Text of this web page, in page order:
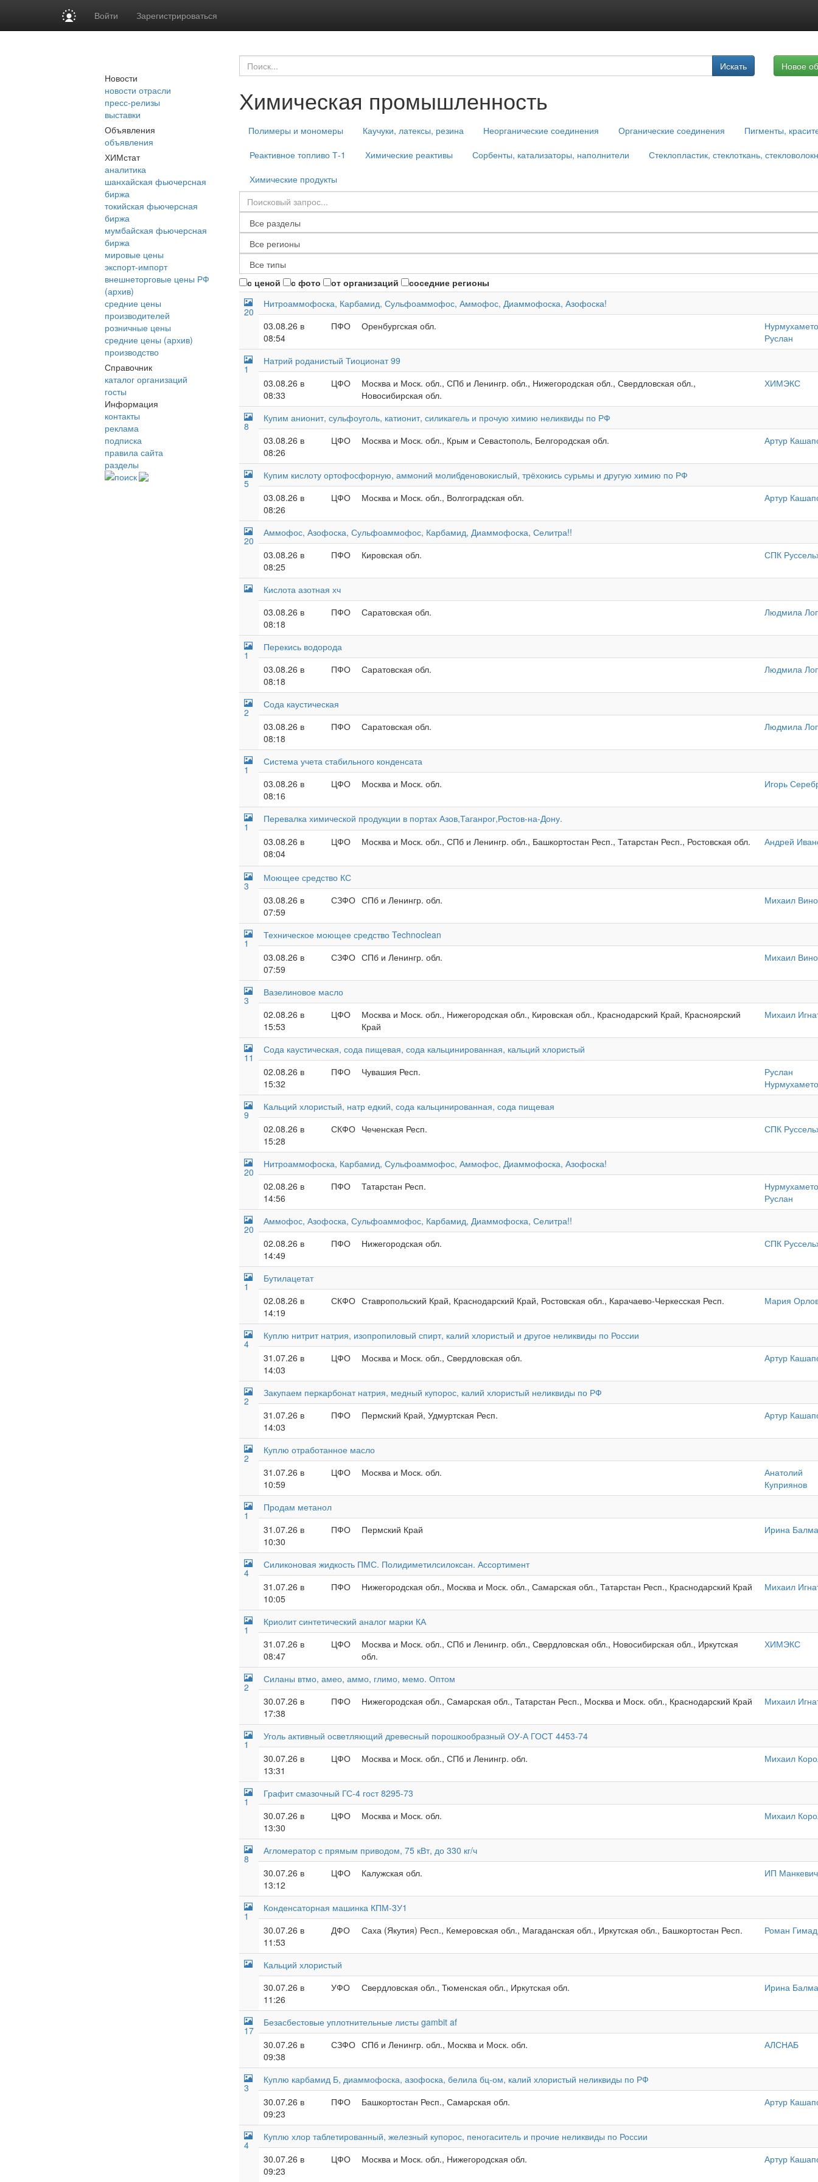
Войти Зарегистрироваться
Новости
новости отрасли
пресс-релизы
выставки
Объявления
объявления
ХИМстат
аналитика
шанхайская фьючерсная
биржа
токийская фьючерсная
биржа
мумбайская фьючерсная
биржа
мировые цены
экспорт-импорт
внешнеторговые цены РФ
(архив)
средние цены
производителей
розничные цены
средние цены (архив)
производство
Справочник
каталог организаций
госты
Информация
контакты
реклама
подписка
правила сайта
разделы
поиск
Искать Новое
Химическая промышленность
Полимеры и мономеры Каучуки, латексы, резина Неорганические соединения Органические соединения
Пигменты,
Реактивное топливо Т-1
Химические реактивы Сорбенты, катализаторы, наполнители
Стеклопластик, стеклоткань,
Химические продукты
с ценой с фото от организаций соседние регионы
20
Нитроаммофоска, Карбамид, Сульфоаммофос, Аммофос, Диаммофоска, Азофоска!
03.08.26 в
08:54
ПФО Оренбургская обл.
Руслан
1
Натрий роданистый Тиоционат 99
03.08.26 в
08:33
ЦФО
Москва и Моск. обл., СПб и Ленингр. обл., Нижегородская обл., Свердловская обл.,
Новосибирская обл.
ХИМЭКС
8
Купим анионит, сульфоуголь, катионит, силикагель и прочую химию неликвиды по РФ
03.08.26 в
08:26
ЦФО Москва и Моск. обл., Крым и Севастополь, Белгородская обл. Артур
5
Купим кислоту ортофосфорную, аммоний молибденовокислый, трёхокись сурьмы и другую химию по РФ
03.08.26 в
08:26
ЦФО Москва и Моск. обл., Волгоградская обл. Артур
20
Аммофос, Азофоска, Сульфоаммофос, Карбамид, Диаммофоска, Селитра!!
03.08.26 в
08:25
ПФО Кировская обл. СПК
Кислота азотная хч
03.08.26 в
08:18
ПФО Саратовская обл. Людмила
1
Перекись водорода
03.08.26 в
08:18
ПФО Саратовская обл. Людмила
2
Сода каустическая
03.08.26 в
08:18
ПФО Саратовская обл. Людмила
1
Система учета стабильного конденсата
03.08.26 в
08:16
ЦФО Москва и Моск. обл. Игорь
1
Перевалка химической продукции в портах Азов,Таганрог,Ростов-на-Дону.
03.08.26 в
08:04
ЦФО Москва и Моск. обл., СПб и Ленингр. обл., Башкортостан Респ., Татарстан Респ., Ростовская обл. Андрей
3
Моющее средство КС
03.08.26 в
07:59
СЗФО СПб и Ленингр. обл. Михаил
1
Техническое моющее средство Technoclean
03.08.26 в
07:59
СЗФО СПб и Ленингр. обл. Михаил
3
Вазелиновое масло
02.08.26 в
15:53
ЦФО
Москва и Моск. обл., Нижегородская обл., Кировская обл., Краснодарский Край, Красноярский
Край
Михаил
11
Сода каустическая, сода пищевая, сода кальцинированная, кальций хлористый
02.08.26 в
15:32
ПФО Чувашия Респ.
Руслан
9
Кальций хлористый, натр едкий, сода кальцинированная, сода пищевая
02.08.26 в
15:28
СКФО Чеченская Респ. СПК
20
Нитроаммофоска, Карбамид, Сульфоаммофос, Аммофос, Диаммофоска, Азофоска!
02.08.26 в
14:56
ПФО Татарстан Респ.
Руслан
20
Аммофос, Азофоска, Сульфоаммофос, Карбамид, Диаммофоска, Селитра!!
02.08.26 в
14:49
ПФО Нижегородская обл. СПК
1
Бутилацетат
02.08.26 в
14:19
СКФО Ставропольский Край, Краснодарский Край, Ростовская обл., Карачаево-Черкесская Респ. Мария
4
Куплю нитрит натрия, изопропиловый спирт, калий хлористый и другое неликвиды по России
31.07.26 в
14:03
ЦФО Москва и Моск. обл., Свердловская обл. Артур
2
Закупаем перкарбонат натрия, медный купорос, калий хлористый неликвиды по РФ
31.07.26 в
14:03
ПФО Пермский Край, Удмуртская Респ. Артур
2
Куплю отработанное масло
31.07.26 в
10:59
ЦФО Москва и Моск. обл.
Анатолий
Куприянов
1
Продам метанол
31.07.26 в
10:30
ПФО Пермский Край Ирина
4
Силиконовая жидкость ПМС. Полидиметилсилоксан. Ассортимент
31.07.26 в
10:05
ПФО Нижегородская обл., Москва и Моск. обл., Самарская обл., Татарстан Респ., Краснодарский Край Михаил
1
Криолит синтетический аналог марки КА
31.07.26 в
08:47
ЦФО
Москва и Моск. обл., СПб и Ленингр. обл., Свердловская обл., Новосибирская обл., Иркутская
обл.
ХИМЭКС
2
Силаны втмо, амео, аммо, глимо, мемо. Оптом
30.07.26 в
17:38
ПФО Нижегородская обл., Самарская обл., Татарстан Респ., Москва и Моск. обл., Краснодарский Край Михаил
1
Уголь активный осветляющий древесный порошкообразный ОУ-А ГОСТ 4453-74
30.07.26 в
13:31
ЦФО Москва и Моск. обл., СПб и Ленингр. обл. Михаил
1
Графит смазочный ГС-4 гост 8295-73
30.07.26 в
13:30
ЦФО Москва и Моск. обл. Михаил
8
Агломератор с прямым приводом, 75 кВт, до 330 кг/ч
30.07.26 в
13:12
ЦФО Калужская обл. ИП
1
Конденсаторная машинка КПМ-3У1
30.07.26 в
11:53
ДФО Саха (Якутия) Респ., Кемеровская обл., Магаданская обл., Иркутская обл., Башкортостан Респ. Роман
Кальций хлористый
30.07.26 в
11:26
УФО Свердловская обл., Тюменская обл., Иркутская обл. Ирина
17
Безасбестовые уплотнительные листы gambit af
30.07.26 в
09:38
СЗФО СПб и Ленингр. обл., Москва и Моск. обл. АЛСНАБ
3
Куплю карбамид Б, диаммофоска, азофоска, белила бц-ом, калий хлористый неликвиды по РФ
30.07.26 в
09:23
ПФО Башкортостан Респ., Самарская обл. Артур
4
Куплю хлор таблетированный, железный купорос, пеногаситель и прочие неликвиды по России
30.07.26 в
09:23
ЦФО Москва и Моск. обл., Нижегородская обл. Артур